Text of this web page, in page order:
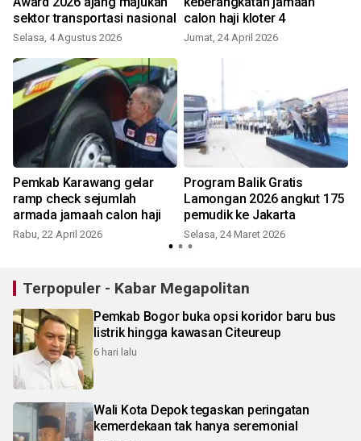
sektor transportasi nasional
Selasa, 4 Agustus 2026
calon haji kloter 4
Jumat, 24 April 2026
Pemkab Karawang gelar
ramp check sejumlah
armada jamaah calon haji
Rabu, 22 April 2026
Program Balik Gratis
Lamongan 2026 angkut 175
pemudik ke Jakarta
Selasa, 24 Maret 2026
Terpopuler - Kabar Megapolitan
Pemkab Bogor buka opsi koridor baru bus
listrik hingga kawasan Citeureup
6 hari lalu
Wali Kota Depok tegaskan peringatan
kemerdekaan tak hanya seremonial